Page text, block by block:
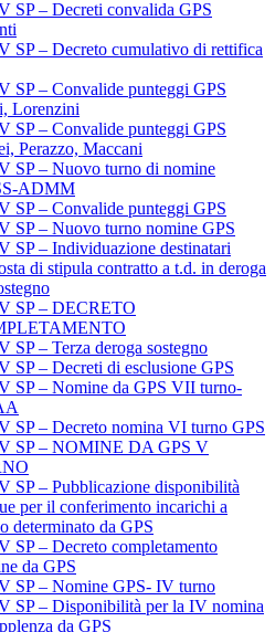
SP – Decreti convalida GPS
SP – Decreto cumulativo di rettifica
SP – Convalide punteggi GPS
Lorenzini
SP – Convalide punteggi GPS
Perazzo, Maccani
SP – Nuovo turno di nomine
ADMM
SP – Convalide punteggi GPS
SP – Nuovo turno nomine GPS
SP – Individuazione destinatari
di stipula contratto a t.d. in deroga
SP – DECRETO
SP – Terza deroga sostegno
SP – Decreti di esclusione GPS
SP – Nomine da GPS VII turno-
SP – Decreto nomina VI turno GPS
SP – NOMINE DA GPS V
SP – Pubblicazione disponibilità
per il conferimento incarichi a
determinato da GPS
SP – Decreto completamento
da GPS
SP – Nomine GPS- IV turno
SP – Disponibilità per la IV nomina
da GPS